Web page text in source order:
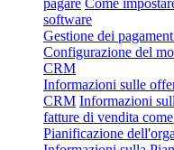
software
Gestione dei
Configurazione del
CRM
Informazioni sulle
CRM Informazioni
fatture di vendita
Pianificazione